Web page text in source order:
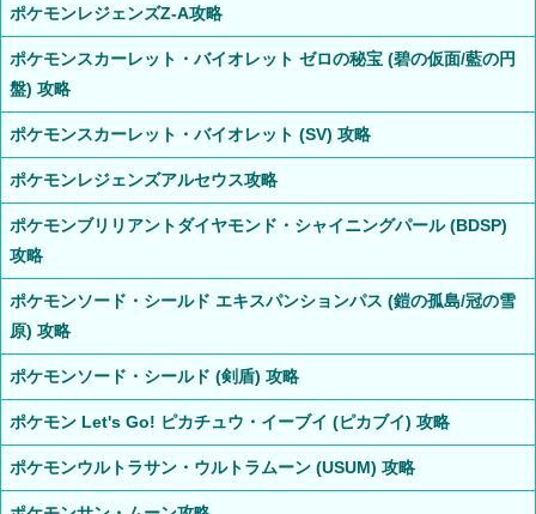
ポケモンレジェンズZ-A攻略
ポケモンスカーレット・バイオレット ゼロの秘宝 (碧の仮面/藍の円
盤) 攻略
ポケモンスカーレット・バイオレット (SV) 攻略
ポケモンレジェンズアルセウス攻略
ポケモンブリリアントダイヤモンド・シャイニングパール (BDSP)
攻略
ポケモンソード・シールド エキスパンションパス (鎧の孤島/冠の雪
原) 攻略
ポケモンソード・シールド (剣盾) 攻略
ポケモン Let's Go! ピカチュウ・イーブイ (ピカブイ) 攻略
ポケモンウルトラサン・ウルトラムーン (USUM) 攻略